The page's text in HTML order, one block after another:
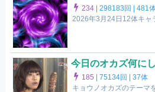
234 |298183回 |481
2026年3月24日12体キャ
今日のオカズ何に
185 |75134回 |37体
キョウノオカズのテーマ